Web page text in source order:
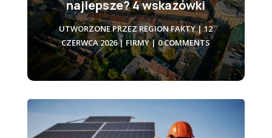
najlepsze? 4 wskazówki
UTWORZONE PRZEZREGION FAKTY|12
CZERWCA 2026| FIRMY| 0 COMMENTS